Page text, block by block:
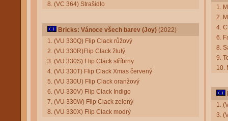
8. (VC 364) Strašidlo
Bricks: Vánoce všech barev (Joy) (2022)
1. (VU 330Q) Flip Clack růžový
2. (VU 330R)Flip Clack žlutý
3. (VU 330S) Flip Clack stříbrny
4. (VU 330T) Flip Clack Xmas červený
5. (VU 330U) Flip Clack oranžový
6. (VU 330V) Flip Clack Indigo
7. (VU 330W) Flip Clack zelený
8. (VU 330X) Flip Clack modrý
1.
2.
4.
6.
8.
9.
10.
1.
3.